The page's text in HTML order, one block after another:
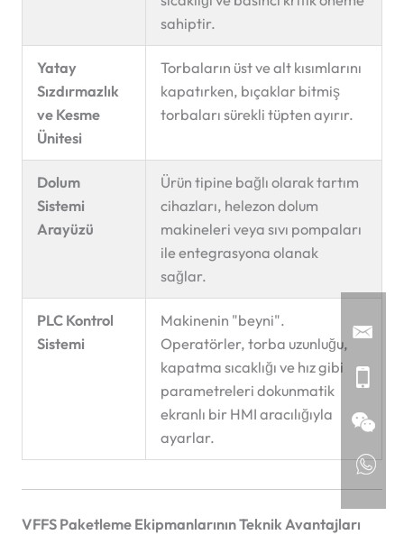
sahiptir.
Yatay
Sızdırmazlık
ve Kesme
Ünitesi
Torbaların üst ve alt kısımlarını
kapatırken, bıçaklar bitmiş
torbaları sürekli tüpten ayırır.
Dolum
Sistemi
Arayüzü
Ürün tipine bağlı olarak tartım
cihazları, helezon dolum
makineleri veya sıvı pompaları
ile entegrasyona olanak
sağlar.
PLC Kontrol
Sistemi
Makinenin "beyni".
Operatörler, torba uzunluğu,
kapatma sıcaklığı ve hız gibi
parametreleri dokunmatik
ekranlı bir HMI aracılığıyla
ayarlar.
VFFS Paketleme Ekipmanlarının Teknik Avantajları